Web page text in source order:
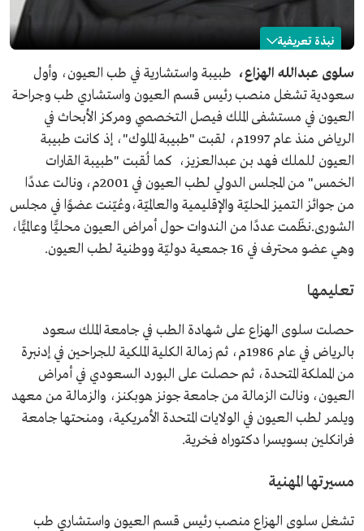
نبذة تعريفية
سلوى الهزاع
الاسم
سلوى الهزاع.
المجال المهني
طبيبة.
استشارية في طب العيون.
الحياة العلمية
شهادة الطب في جامعة الملك سعود بالرياض.
زمالة الكلية الملكية للجراحين في إدنبرة من المملكة المتحدة.
البورد السعودي في أمراض العيون.
الزمالة من جامعة جونز هوبكنز.
الزمالة من معهد ويلمر في الولايات المتحدة.
من محطات الحياة
ألقاب
طبيبة الملوك.
طبيبة القارات الخمس.
سلوى عبدالله الهزاع، طبيبة واستشارية في طب العيون، وأول
سعودية تشغل منصب رئيس قسم العيون واستشاري طب وجراحة
العيون في مستشفى الملك فيصل التخصصي ومركز الأبحاث في
الرياض منذ عام 1997م، لقبت "طبيبة الملوك"، إذ كانت طبيبة
العيون للملك فهد بن عبدالعزيز، كما لُقبت "طبيبة القارات
الخمس" من المجلس الدولي لطب العيون في 2001م، ونالت عددًا
من جوائز التميز المحليّة والإقليمية والعالميّة،وعُيّنت عضوًا في مجلس
الشورى.نظّمت عددًا من الندوات حول أمراض العيون محليًّا وعالميًّا،
وهي عضو محترف في 16 جمعية دوليّة ووطنية لطب العيون.
تعليمها
حصلت سلوى الهزاع على شهادة الطب في جامعة الملك سعود
بالرياض في عام 1986م، ثم زمالة الكلية الملكية للجراحين في إدنبرة
من المملكة المتحدة، ثم حصلت على البورد السعودي في أمراض
العيون، ونالت الزمالة من جامعة جونز هوبكنز، والزمالة من معهد
ويلمر لطب العيون في الولايات المتحدة الأمريكية، ومنحتها جامعة
فرانكلين بسويسرا دكتوراه فخرية.
مسيرتها المهنية
تشغل سلوى الهزاع منصب رئيس قسم العيون واستشاري طب